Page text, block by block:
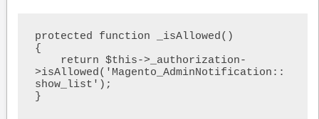
protected function _isAllowed()
{
>isAllowed('Magento_AdminNotification::
show_list');
}